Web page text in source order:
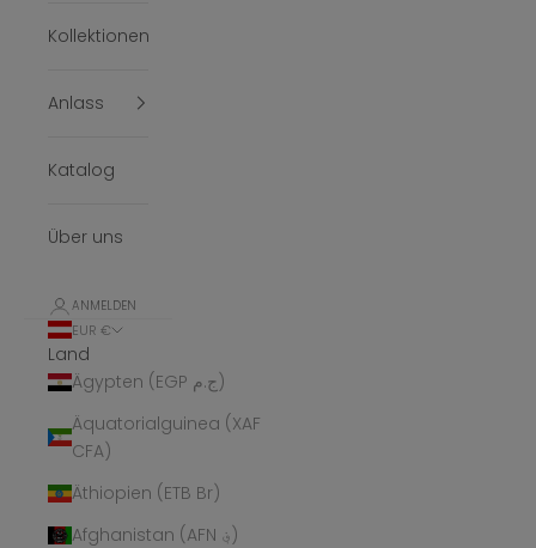
Kollektionen
Anlass
Katalog
Über uns
ANMELDEN
EUR €
Land
Ägypten (EGP ج.م)
Äquatorialguinea (XAF
CFA)
Äthiopien (ETB Br)
Afghanistan (AFN ؋)